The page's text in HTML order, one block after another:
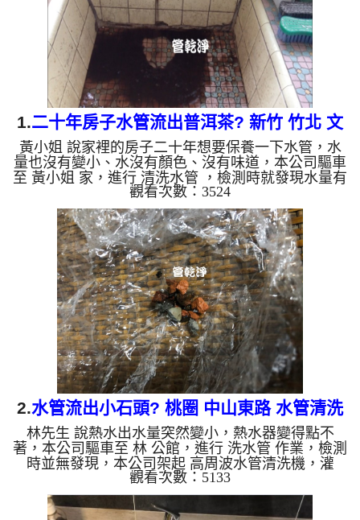
1.二十年房子水管流出普洱茶? 新竹 竹北 文
昌街 清洗水管
黃小姐 說家裡的房子二十年想要保養一下水管，水
量也沒有變小、水沒有顏色、沒有味道，本公司驅車
至 黃小姐 家，進行 清洗水管 ，檢測時就發現水量有
點偏小，本公司架起 高周波水管清洗機，灌入 檸檬
酸水 至管路裡面，等了約15分，開啟 水管清洗機 ，
啟動 螺旋波 模式，一開始就洗出紅黑色髒水，越來
越濃，越洗就越髒，看起來跟普洱茶一樣，如下圖影
片，兩個多小時後， 水量變大不少，黃小姐能安心
用水了!! 如是自來水，如水管老化，會產生鐵鏽跟泥
沙堆積，洗出來的水就會是咖啡色，地下水含有氧化
錳，管壁上會結...
觀看次數：3524
2.水管流出小石頭? 桃圈 中山東路 水管清洗
林先生 說熱水出水量突然變小，熱水器變得點不
著，本公司驅車至 林 公館，進行 洗水管 作業，檢測
時並無發現，本公司架起 高周波水管清洗機，灌
入 檸檬酸水 至管路裡面，等了約15分，開啟 水管清
洗機 ，啟動 脈衝波 模式，一開始就噴出黃色髒水，
越來越濃，沒想到突然流出小石頭，如下圖及影片，
觀看次數：5133